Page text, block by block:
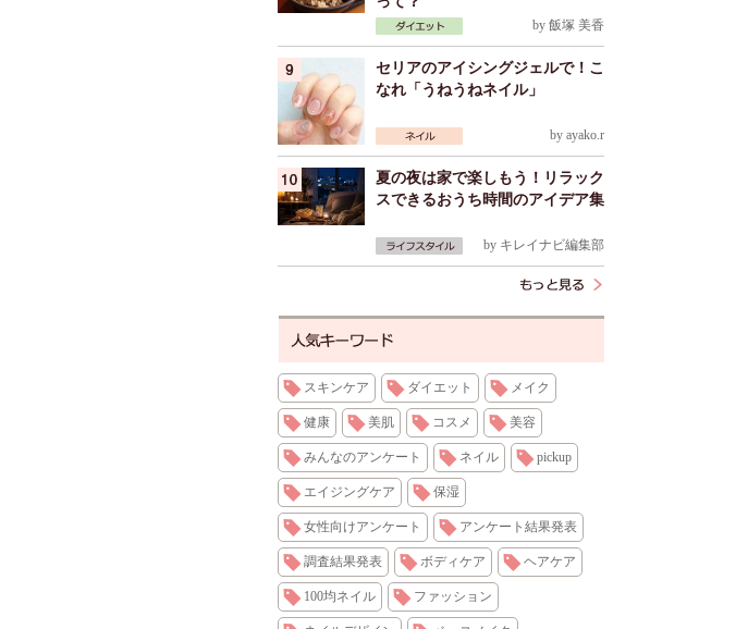
by 飯塚 美香
セリアのアイシングジェルで！こ
なれ「うねうねネイル」
by ayako.r
夏の夜は家で楽しもう！リラック
スできるおうち時間のアイデア集
by キレイナビ編集部
スキンケア ダイエット メイク
健康 美肌 コスメ 美容
みんなのアンケート ネイル pickup
エイジングケア 保湿
女性向けアンケート アンケート結果発表
調査結果発表 ボディケア ヘアケア
100均ネイル ファッション